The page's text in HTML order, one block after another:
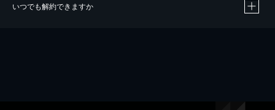
いつでも解約できますか